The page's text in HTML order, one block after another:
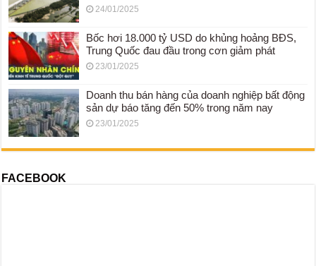
24/01/2025
Bốc hơi 18.000 tỷ USD do khủng hoảng BĐS,
Trung Quốc đau đầu trong cơn giảm phát
23/01/2025
Doanh thu bán hàng của doanh nghiệp bất động
sản dự báo tăng đến 50% trong năm nay
23/01/2025
FACEBOOK